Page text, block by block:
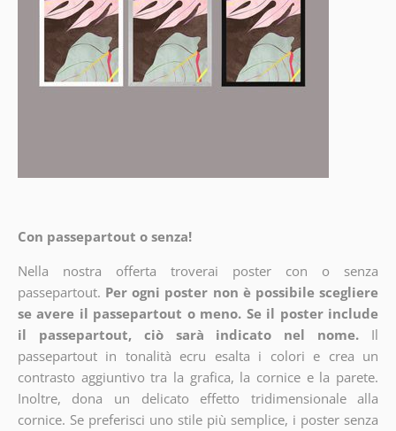
Con passepartout o senza!
Nella nostra offerta troverai poster con o senza
passepartout. Per ogni poster non è possibile scegliere
se avere il passepartout o meno. Se il poster include
il passepartout, ciò sarà indicato nel nome.
Il
passepartout in tonalità ecru esalta i colori e crea un
contrasto aggiuntivo tra la grafica, la cornice e la parete.
Inoltre, dona un delicato effetto tridimensionale alla
cornice. Se preferisci uno stile più semplice, i poster senza